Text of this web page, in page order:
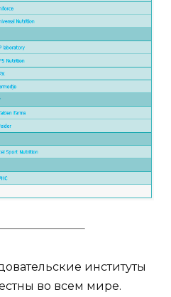
институты
во всем мире.